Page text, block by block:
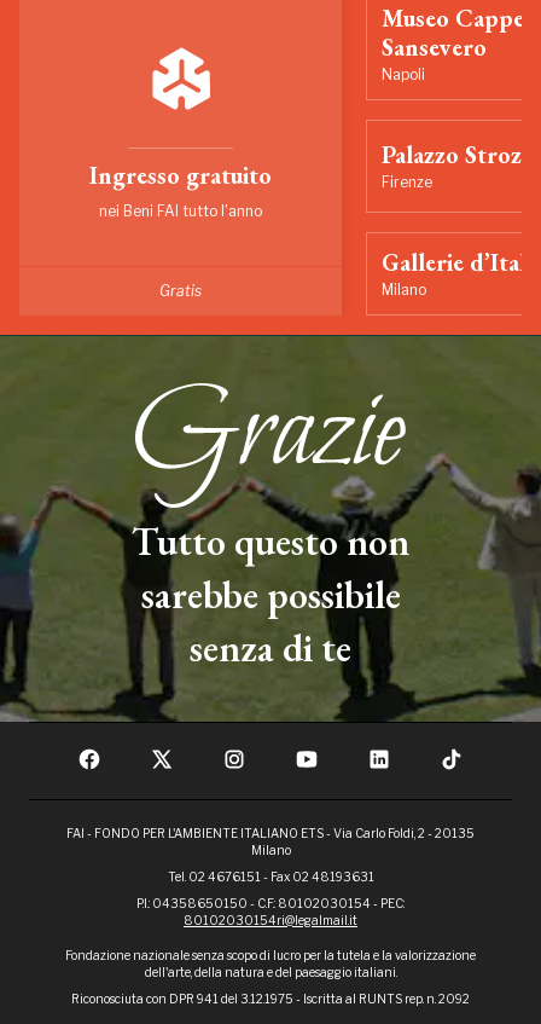
Ingresso gratuito
nei Beni FAI tutto l'anno
Gratis
Museo
Sansevero
Napoli
Palazzo Strozzi
Firenze
Gallerie
Milano
Tutto questo non
sarebbe possibile
senza di te
FAI - FONDO PER L'AMBIENTE ITALIANO ETS - Via Carlo Foldi, 2 - 20135
Milano
Tel. 02 4676151 - Fax 02 48193631
P.I.: 04358650150 - C.F.: 80102030154 - PEC:
80102030154ri@legalmail.it
Fondazione nazionale senza scopo di lucro per la tutela e la valorizzazione
dell'arte, della natura e del paesaggio italiani.
Riconosciuta con DPR 941 del 3.12.1975 - Iscritta al RUNTS rep. n. 2092